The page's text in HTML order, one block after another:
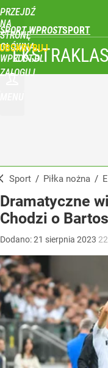
PRZEJDŹ
NA
STRONĘ
GŁÓWNĄ
WPROST.PL
SPORT WPROST
ZALOGUJ
Sport / Piłka nożna /
Dramatyczne
Chodzi o
Dodano:21 sierpnia 2023